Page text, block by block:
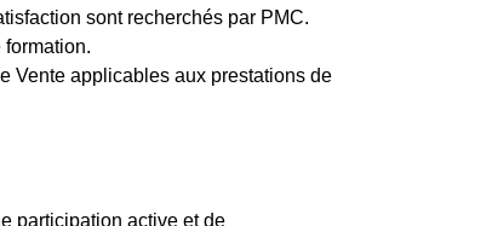
sont recherchés par PMC.
Vente applicables aux prestations de
participation active et de